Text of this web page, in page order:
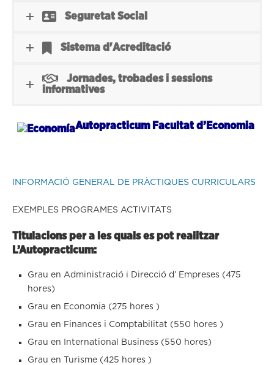
Seguretat Social
Sistema d'Acreditació
Jornades, trobades i sessions
informatives
Autopracticum Facultat d’Economia
INFORMACIÓ GENERAL DE PRÀCTIQUES CURRICULARS
EXEMPLES PROGRAMES ACTIVITATS
Titulacions per a les quals es pot realitzar
L’Autopracticum:
Grau en Administració i Direcció d’ Empreses (475
hores)
Grau en Economia (275 hores )
Grau en Finances i Comptabilitat (550 hores )
Grau en International Business (550 hores)
Grau en Turisme (425 hores )